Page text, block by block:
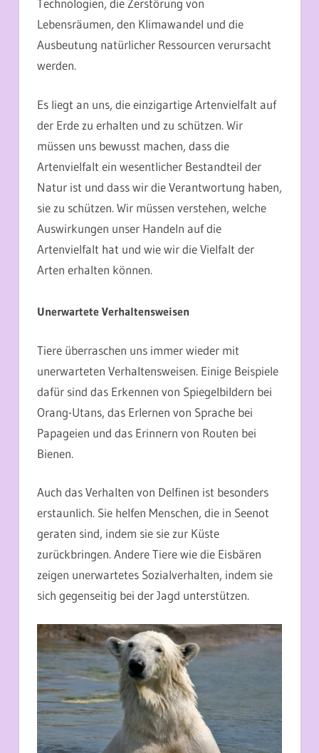
Technologien, die Zerstörung von
Lebensräumen, den Klimawandel und die
Ausbeutung natürlicher Ressourcen verursacht
werden.
Es liegt an uns, die einzigartige Artenvielfalt auf
der Erde zu erhalten und zu schützen. Wir
müssen uns bewusst machen, dass die
Artenvielfalt ein wesentlicher Bestandteil der
Natur ist und dass wir die Verantwortung haben,
sie zu schützen. Wir müssen verstehen, welche
Auswirkungen unser Handeln auf die
Artenvielfalt hat und wie wir die Vielfalt der
Arten erhalten können.
Unerwartete Verhaltensweisen
Tiere überraschen uns immer wieder mit
unerwarteten Verhaltensweisen. Einige Beispiele
dafür sind das Erkennen von Spiegelbildern bei
Orang-Utans, das Erlernen von Sprache bei
Papageien und das Erinnern von Routen bei
Bienen.
Auch das Verhalten von Delfinen ist besonders
erstaunlich. Sie helfen Menschen, die in Seenot
geraten sind, indem sie sie zur Küste
zurückbringen. Andere Tiere wie die Eisbären
zeigen unerwartetes Sozialverhalten, indem sie
sich gegenseitig bei der Jagd unterstützen.